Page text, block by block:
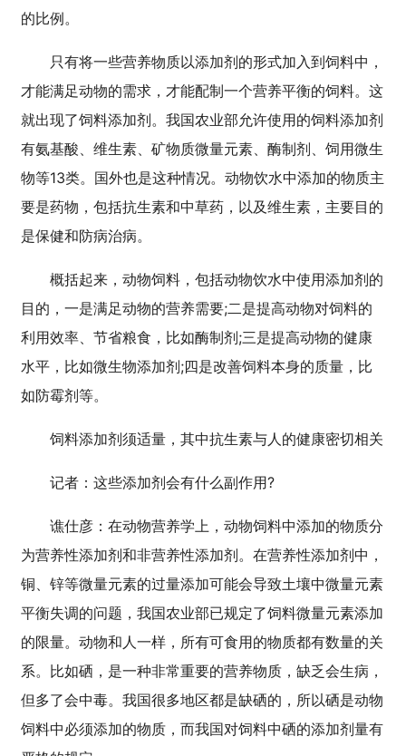
的比例。
只有将一些营养物质以添加剂的形式加入到饲料中，
才能满足动物的需求，才能配制一个营养平衡的饲料。这
就出现了饲料添加剂。我国农业部允许使用的饲料添加剂
有氨基酸、维生素、矿物质微量元素、酶制剂、饲用微生
物等13类。国外也是这种情况。动物饮水中添加的物质主
要是药物，包括抗生素和中草药，以及维生素，主要目的
是保健和防病治病。
概括起来，动物饲料，包括动物饮水中使用添加剂的
目的，一是满足动物的营养需要;二是提高动物对饲料的
利用效率、节省粮食，比如酶制剂;三是提高动物的健康
水平，比如微生物添加剂;四是改善饲料本身的质量，比
如防霉剂等。
饲料添加剂须适量，其中抗生素与人的健康密切相关
记者：这些添加剂会有什么副作用?
谯仕彦：在动物营养学上，动物饲料中添加的物质分
为营养性添加剂和非营养性添加剂。在营养性添加剂中，
铜、锌等微量元素的过量添加可能会导致土壤中微量元素
平衡失调的问题，我国农业部已规定了饲料微量元素添加
的限量。动物和人一样，所有可食用的物质都有数量的关
系。比如硒，是一种非常重要的营养物质，缺乏会生病，
但多了会中毒。我国很多地区都是缺硒的，所以硒是动物
饲料中必须添加的物质，而我国对饲料中硒的添加剂量有